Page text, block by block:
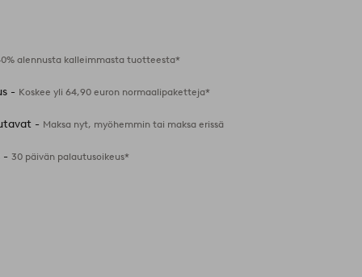
alennusta kalleimmasta tuotteesta*
- Koskee yli 64,90 euron normaalipaketteja*
- Maksa nyt, myöhemmin tai maksa erissä
-30 päivän palautusoikeus*